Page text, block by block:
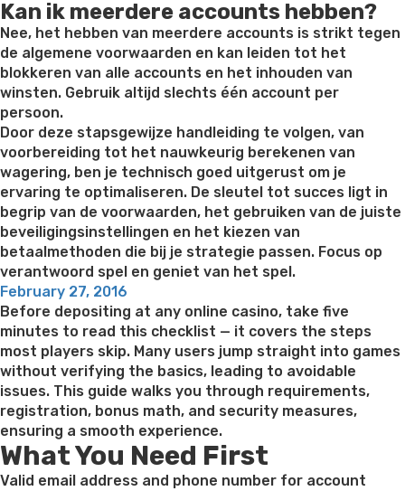
Kan ik meerdere accounts hebben?
Nee, het hebben van meerdere accounts is strikt tegen
de algemene voorwaarden en kan leiden tot het
blokkeren van alle accounts en het inhouden van
winsten. Gebruik altijd slechts één account per
persoon.
Door deze stapsgewijze handleiding te volgen, van
voorbereiding tot het nauwkeurig berekenen van
wagering, ben je technisch goed uitgerust om je
ervaring te optimaliseren. De sleutel tot succes ligt in
begrip van de voorwaarden, het gebruiken van de juiste
beveiligingsinstellingen en het kiezen van
betaalmethoden die bij je strategie passen. Focus op
verantwoord spel en geniet van het spel.
Posted
on
February 27, 2016
Before depositing at any online casino, take five
minutes to read this checklist — it covers the steps
most players skip. Many users jump straight into games
without verifying the basics, leading to avoidable
issues. This guide walks you through requirements,
registration, bonus math, and security measures,
ensuring a smooth experience.
What You Need First
Valid email address and phone number for account